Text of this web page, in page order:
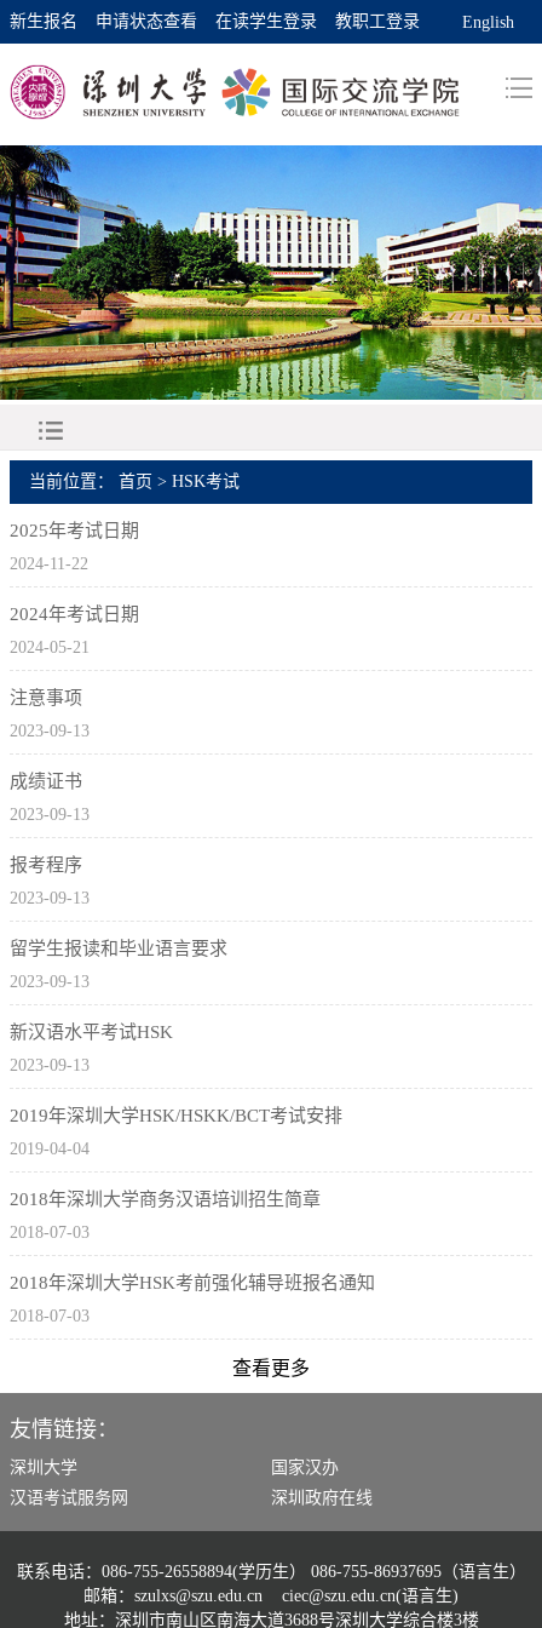
新生报名 申请状态查看 在读学生登录 教职工登录 English
当前位置： 首页 > HSK考试
2025年考试日期
2024-11-22
2024年考试日期
2024-05-21
注意事项
2023-09-13
成绩证书
2023-09-13
报考程序
2023-09-13
留学生报读和毕业语言要求
2023-09-13
新汉语水平考试HSK
2023-09-13
2019年深圳大学HSK/HSKK/BCT考试安排
2019-04-04
2018年深圳大学商务汉语培训招生简章
2018-07-03
2018年深圳大学HSK考前强化辅导班报名通知
2018-07-03
查看更多
友情链接：
深圳大学
国家汉办
汉语考试服务网
深圳政府在线
联系电话：086-755-26558894(学历生） 086-755-86937695（语言生）
邮箱：szulxs@szu.edu.cn ciec@szu.edu.cn(语言生)
地址：深圳市南山区南海大道3688号深圳大学综合楼3楼